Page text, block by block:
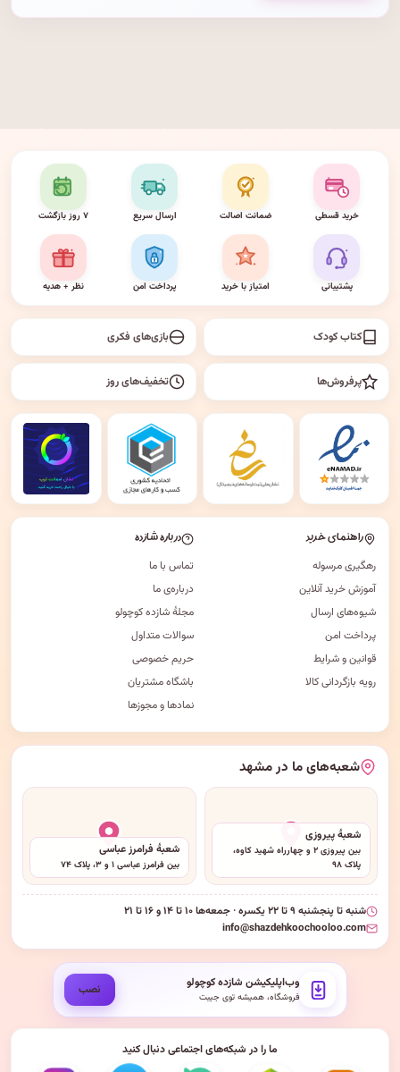
خرید قسطی ضمانت اصالت ارسال سریع ۷ روز بازگشت
پشتیبانی امتیاز با خرید پرداخت امن نظر + هدیه
کتاب کودک بازی‌های فکری
پرفروش‌ها تخفیف‌های روز
راهنمای خرید
رهگیری مرسوله
آموزش خرید آنلاین
شیوه‌های ارسال
پرداخت امن
قوانین و شرایط
رویه بازگردانی کالا
درباره شازده
تماس با ما
درباره‌ی ما
مجلهٔ شازده کوچولو
سوالات متداول
حریم خصوصی
باشگاه مشتریان
نمادها و مجوزها
شعبه‌های ما در مشهد
شعبهٔ پیروزی
بین پیروزی ۲ و چهارراه شهید کاوه،
پلاک ۹۸
شعبهٔ فرامرز عباسی
بین فرامرز عباسی ۱ و ۳، پلاک ۷۴
شنبه تا پنجشنبه ۹ تا ۲۲ یکسره · جمعه‌ها ۱۰ تا ۱۴ و ۱۶ تا ۲۱
info@shazdehkoochooloo.com
وب‌اپلیکیشن شازده کوچولو
فروشگاه، همیشه توی جیبت نصب
ما را در شبکه‌های اجتماعی دنبال کنید